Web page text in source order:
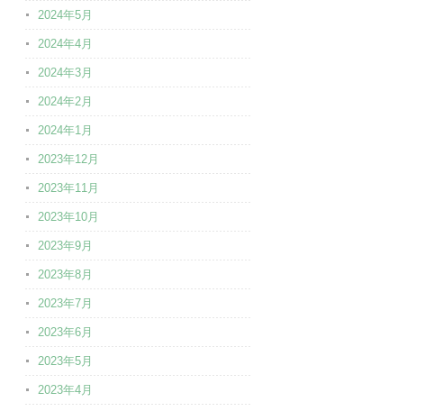
2024年5月
2024年4月
2024年3月
2024年2月
2024年1月
2023年12月
2023年11月
2023年10月
2023年9月
2023年8月
2023年7月
2023年6月
2023年5月
2023年4月